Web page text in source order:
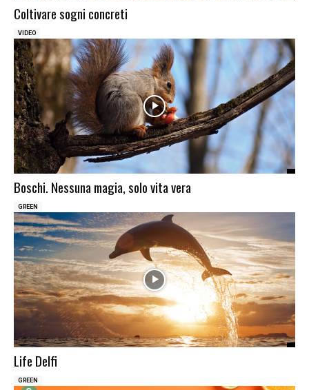
Coltivare sogni concreti
VIDEO
Boschi. Nessuna magia, solo vita vera
GREEN
Life Delfi
GREEN